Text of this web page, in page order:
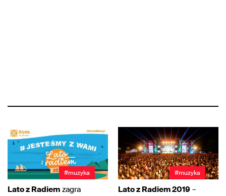
#muzyka
Lato z Radiem zagra
#muzyka
Lato z Radiem 2019 –